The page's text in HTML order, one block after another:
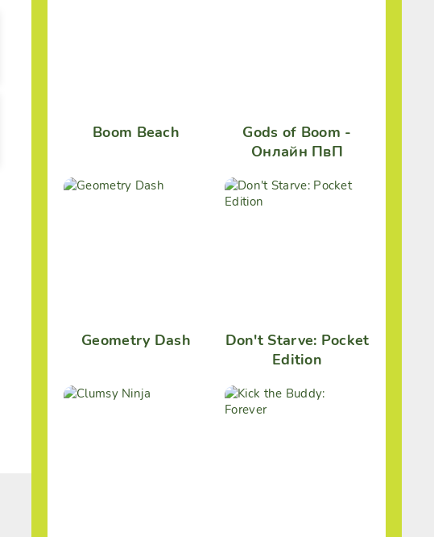
Boom Beach
Gods of Boom -
Онлайн ПвП
Geometry Dash
Don't Starve: Pocket
Edition